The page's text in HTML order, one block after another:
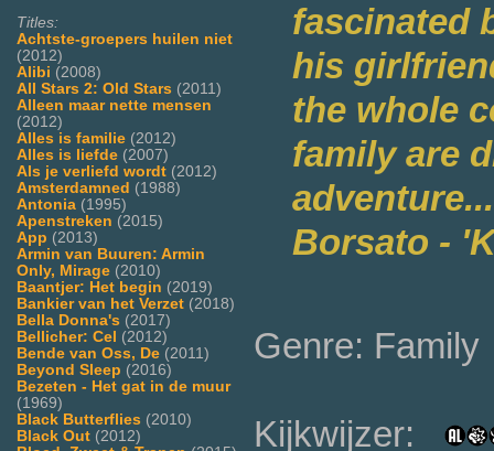
Titles:
Achtste-groepers huilen niet
(2012)
Alibi (2008)
All Stars 2: Old Stars (2011)
Alleen maar nette mensen
(2012)
Alles is familie (2012)
Alles is liefde (2007)
Als je verliefd wordt (2012)
Amsterdamned (1988)
Antonia (1995)
Apenstreken (2015)
App (2013)
Armin van Buuren: Armin
Only, Mirage (2010)
Baantjer: Het begin (2019)
Bankier van het Verzet (2018)
Bella Donna's (2017)
Bellicher: Cel (2012)
Bende van Oss, De (2011)
Beyond Sleep (2016)
Bezeten - Het gat in de muur
(1969)
Black Butterflies (2010)
Black Out (2012)
fascinated
his
the whole
family are
Borsato -
Genre: Family
Kijkwijzer: